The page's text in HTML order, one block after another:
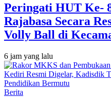
Peringati HUT Ke-
Rajabasa Secara
Volly Ball di
6 jam yang lalu
Berita